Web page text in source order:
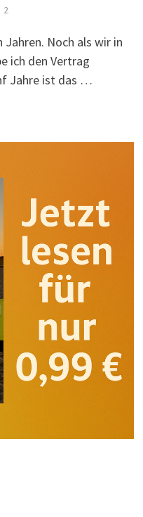
2
Jahren. Noch als wir in
ich den Vertrag
Jahre ist das …